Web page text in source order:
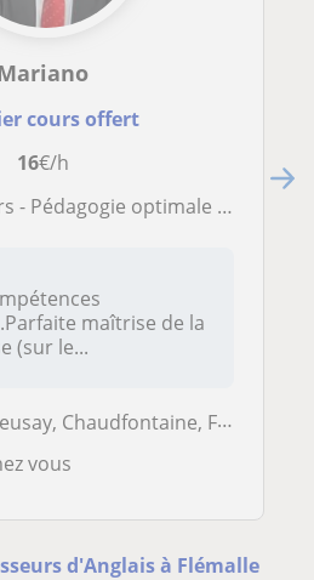
cours offert
16€/h
- Totalement adaptés aux besoins de l'élève
maîtrise de la
(sur le...
Fléron, Grâce-Hollogne, Herstal, Liè...
vous
d'Anglais à Flémalle